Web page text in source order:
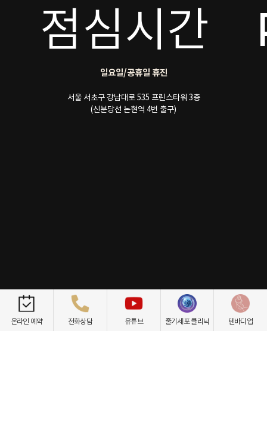
점심시간
일요일/공휴일 휴진
서울 서초구 강남대로 535 프린스타워 3층
(신분당선 논현역 4번 출구)
개인정보취급방침 이용약관 환자권리장전 비급여항목
온라인 예약 전화상담 유튜브 줄기세포 클리닉 텐바디업